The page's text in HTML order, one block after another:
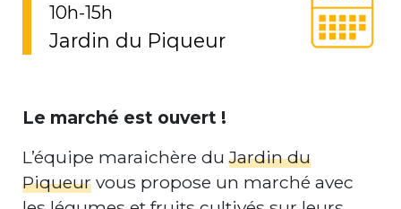
10h-15h
Jardin du Piqueur
Le marché est ouvert !
L’équipe maraichère duJardin du
Piqueurvous propose un marché avec